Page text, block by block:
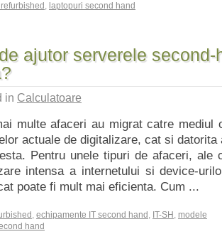
, laptopuri second hand
ajutor serverele second-
in Calculatoare
multe afaceri au migrat catre mediul
actuale de digitalizare, cat si datorita
Pentru unele tipuri de afaceri, ale
intensa a internetului si device-
poate fi mult mai eficienta. Cum ...
, echipamente IT second hand , IT-SH , modele
hand